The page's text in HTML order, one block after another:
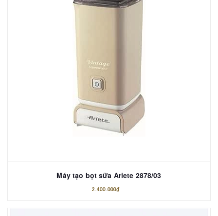
Máy tạo bọt sữa Ariete 2878/03
2.400.000₫